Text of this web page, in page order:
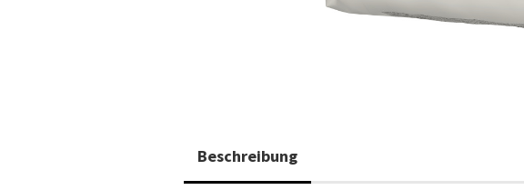
Beschreibung